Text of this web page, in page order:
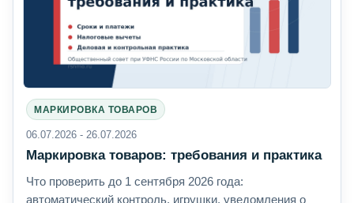
МАРКИРОВКА ТОВАРОВ
06.07.2026 - 26.07.2026
Маркировка товаров: требования и практика
Что проверить до 1 сентября 2026 года:
автоматический контроль, игрушки, уведомления о